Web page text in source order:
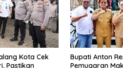
Kota Cek
Pastikan
Bupati Anton
Pemugaran